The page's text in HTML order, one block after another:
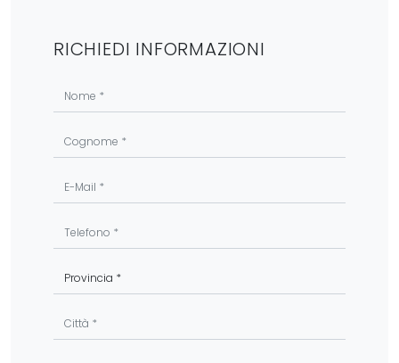
RICHIEDI INFORMAZIONI